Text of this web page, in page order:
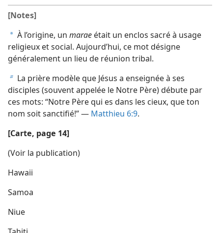
[Notes]
a À l’origine, un marae était un enclos sacré à usage
religieux et social. Aujourd’hui, ce mot désigne
généralement un lieu de réunion tribal.
b La prière modèle que Jésus a enseignée à ses
disciples (souvent appelée le Notre Père) débute par
ces mots: “Notre Père qui es dans les cieux, que ton
nom soit sanctifié!” — Matthieu 6:9.
[Carte, page 14]
(Voir la publication)
Hawaii
Samoa
Niue